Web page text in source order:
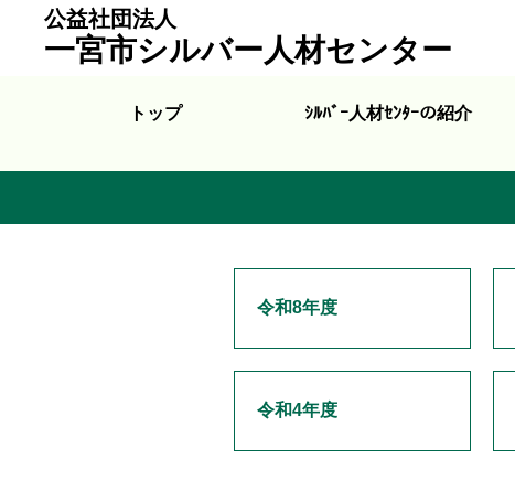
公益社団法人
一宮市シルバー人材センター
トップ ｼﾙﾊﾞｰ人材ｾﾝﾀｰの紹介
令和8年度
令和4年度